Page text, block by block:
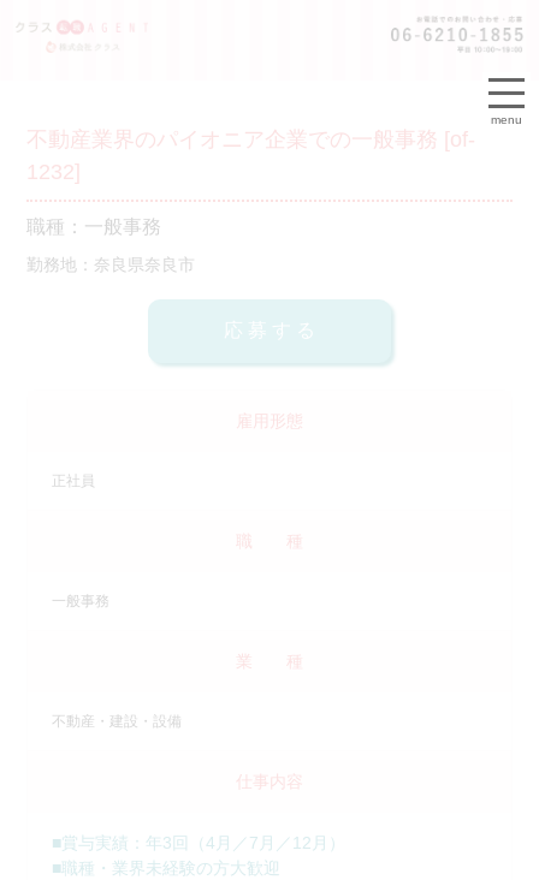
menu
不動産業界のパイオニア企業での一般事務 [of-
1232]
職種：一般事務
勤務地：奈良県奈良市
雇用形態
正社員
職 種
一般事務
業 種
不動産・建設・設備
仕事内容
■賞与実績：年3回（4月／7月／12月）
■職種・業界未経験の方大歓迎